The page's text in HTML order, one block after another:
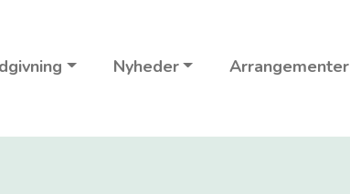
Nyheder Arrangementer